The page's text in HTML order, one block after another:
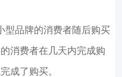
型品牌的消费者随后购买
消费者在几天内完成购
成了购买。